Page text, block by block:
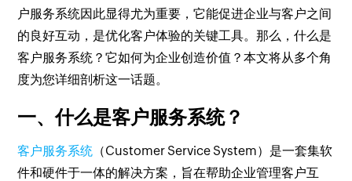
户服务系统因此显得尤为重要，它能促进企业与客户之间
的良好互动，是优化客户体验的关键工具。那么，什么是
客户服务系统？它如何为企业创造价值？本文将从多个角
度为您详细剖析这一话题。
一、什么是客户服务系统？
客户服务系统 （Customer Service System）是一套集软
件和硬件于一体的解决方案，旨在帮助企业管理客户互